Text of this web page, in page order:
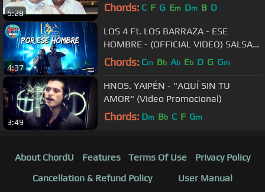
5:28 Chords: C F G Em Dm B D
4:37
LOS 4 Ft. LOS BARRAZA - ESE
HOMBRE - (OFFICIAL VIDEO) SALSA
HIT
Chords: Cm Bb Ab Eb D G Gm
3:49
HNOS. YAIPÉN - "AQUÍ SIN TU
AMOR" (Video Promocional)
Chords: Dm Bb C F Gm
About ChordU Features Terms Of Use
Privacy Policy
Cancellation & Refund Policy
User Manual